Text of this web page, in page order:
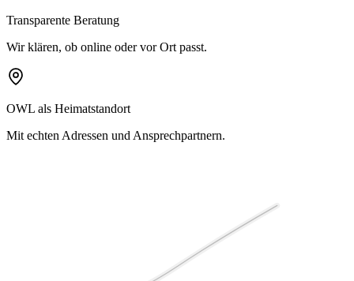
Transparente Beratung
Wir klären, ob online oder vor Ort passt.
OWL als Heimatstandort
Mit echten Adressen und Ansprechpartnern.